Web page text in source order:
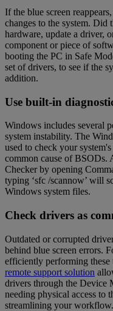
If the blue screen
changes to the system. Did
hardware, update a driver,
component or piece of
booting the PC in Safe
set of drivers, to see if the
addition.
Use built-in
Windows includes several
system instability. The
used to check your
common cause of BSODs.
Checker by opening
typing ‘sfc /scannow’ will
Windows system files.
Check drivers as
Outdated or corrupted
behind blue screen errors.
efficiently performing these
remote support solution
drivers through the Device
needing physical access to
streamlining your workflow.